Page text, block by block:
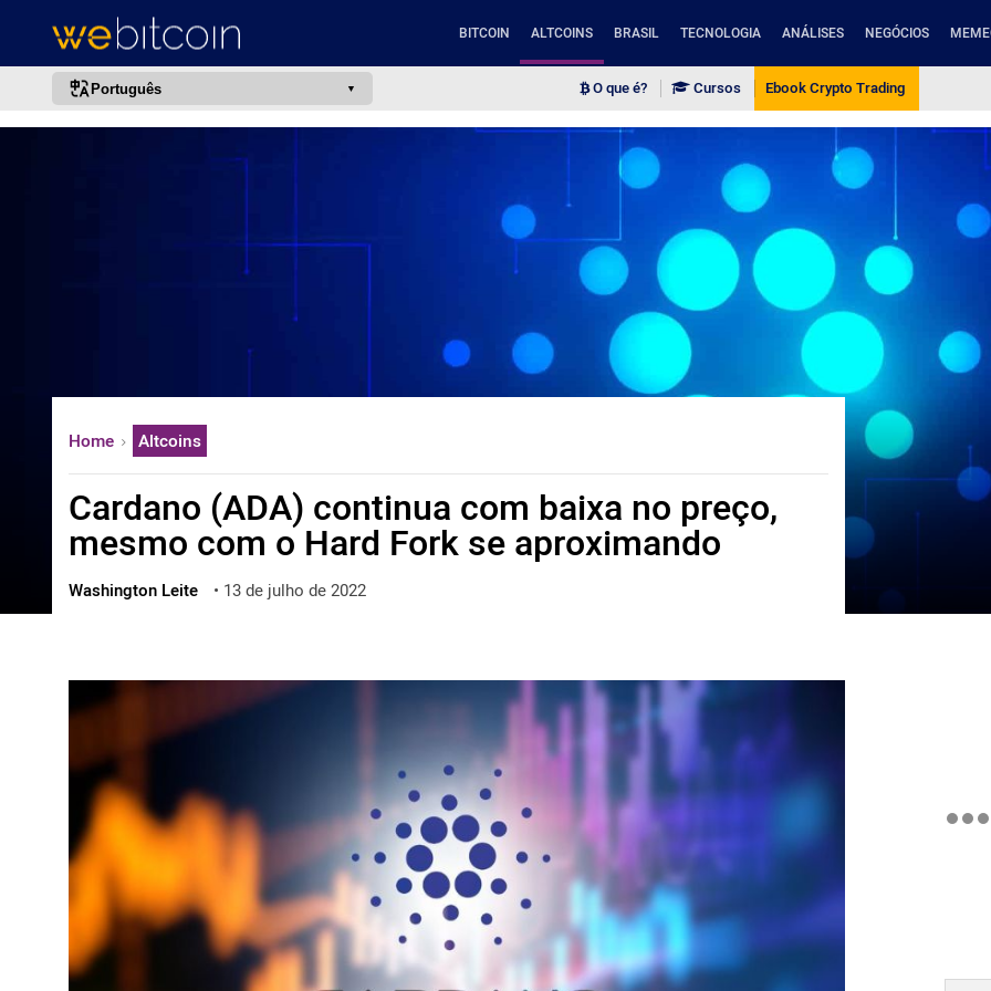
BITCOIN ALTCOINS BRASIL TECNOLOGIA ANÁLISES NEGÓCIOS
Português
한국어
العربية
ไทย
ქართული
O que é? Cursos Ebook Crypto Trading
Home Altcoins
Cardano (ADA) continua com baixa no preço,
mesmo com o Hard Fork se aproximando
Washington Leite • 13 de julho de 2022